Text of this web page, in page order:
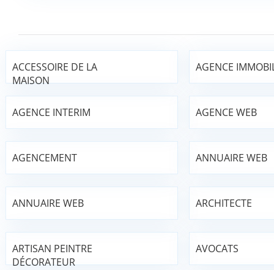
ACCESSOIRE DE LA
MAISON
AGENCE
AGENCE INTERIM AGENCE WEB
AGENCEMENT ANNUAIRE WEB
ANNUAIRE WEB ARCHITECTE
ARTISAN PEINTRE
DÉCORATEUR
AVOCATS